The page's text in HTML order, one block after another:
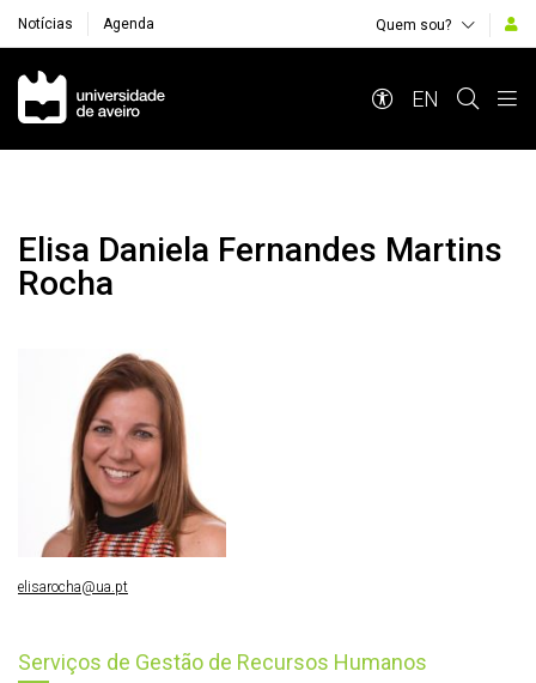
Notícias Agenda Quem sou?
Navegação Principal
EN
Elisa Daniela Fernandes Martins
Rocha
Serviços de Gestão de Recursos Humanos
elisarocha@ua.pt